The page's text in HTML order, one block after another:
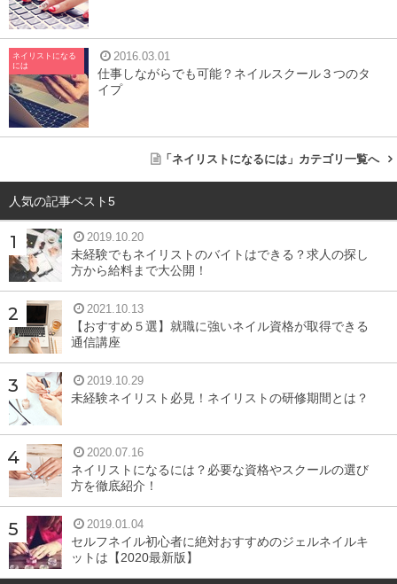
ネイリストになる
には
2016.03.01
仕事しながらでも可能？ネイルスクール３つのタ
イプ
「ネイリストになるには」カテゴリ一覧へ
人気の記事ベスト5
2019.10.20
未経験でもネイリストのバイトはできる？求人の探し
方から給料まで大公開！
2021.10.13
【おすすめ５選】就職に強いネイル資格が取得できる
通信講座
2019.10.29
未経験ネイリスト必見！ネイリストの研修期間とは？
2020.07.16
ネイリストになるには？必要な資格やスクールの選び
方を徹底紹介！
2019.01.04
セルフネイル初心者に絶対おすすめのジェルネイルキ
ットは【2020最新版】